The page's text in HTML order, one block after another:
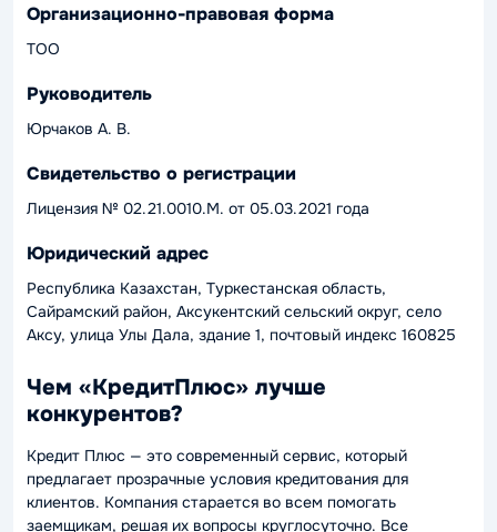
Организационно-правовая форма
ТОО
Руководитель
Юрчаков А. В.
Свидетельство о регистрации
Лицензия № 02.21.0010.M. от 05.03.2021 года
Юридический адрес
Республика Казахстан, Туркестанская область,
Сайрамский район, Аксукентский сельский округ, село
Аксу, улица Улы Дала, здание 1, почтовый индекс 160825
Чем «КредитПлюс» лучше
конкурентов?
Кредит Плюс — это современный сервис, который
предлагает прозрачные условия кредитования для
клиентов. Компания старается во всем помогать
заемщикам, решая их вопросы круглосуточно. Все